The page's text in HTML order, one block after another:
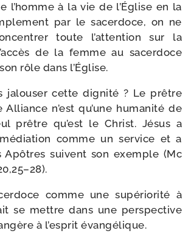
l’homme à la vie de l’Église en la
par le sacer­doce, on ne
toute l’at­ten­tion sur la
de la femme au sacer­doce
rôle dans l’Église.
jalou­ser cette digni­té ? Le prêtre
n’est qu’une huma­ni­té de
prêtre qu’est le Christ. Jésus a
comme un ser­vice et a
Apôtres suivent son exemple (Mc
comme une supé­rio­ri­té à
se mettre dans une pers­pec­tive
à l’es­prit évangélique.